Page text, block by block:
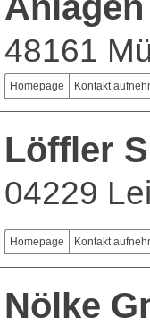
48161
Homepage Kontakt
Löffler
04229
Homepage Kontakt
Nölke